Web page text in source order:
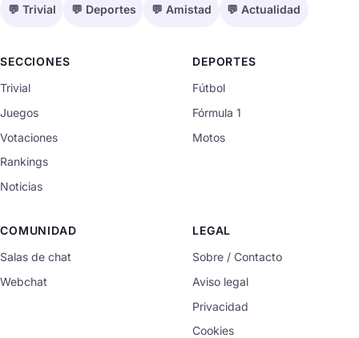
💬 Trivial 💬 Deportes 💬 Amistad 💬 Actualidad
SECCIONES
Trivial
Juegos
Votaciones
Rankings
Noticias
DEPORTES
Fútbol
Fórmula 1
Motos
COMUNIDAD
Salas de chat
Webchat
LEGAL
Sobre / Contacto
Aviso legal
Privacidad
Cookies